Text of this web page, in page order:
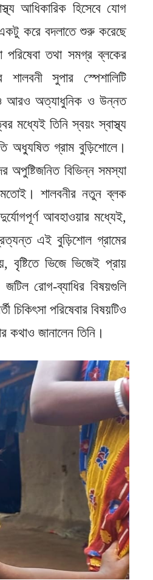
আধিকারিক হিসেবে যোগ
করে বদলাতে শুরু করেছে
তথা সমগ্র ব্লকের
সুপার স্পেশালিটি
আরও অত্যাধুনিক ও উন্নত
মধ্যেই তিনি স্বয়ং স্বাস্থ্য
অধ্যুষিত গ্রাম বুড়িশোলে।
অপুষ্টিজনিত বিভিন্ন সমস্যা
মতোই। শালবনীর নতুন ব্লক
আবহাওয়ার মধ্যেই,
এই বুড়িশোল গ্রামের
বৃষ্টিতে ভিজে ভিজেই প্রায়
রোগ-ব্যাধির বিষয়গুলি
পরিষেবার বিষয়টিও
কথাও জানালেন তিনি।